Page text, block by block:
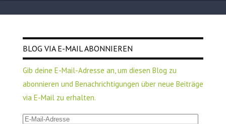
BLOG VIA E-MAIL ABONNIEREN
Gib deine E-Mail-Adresse an, um diesen Blog zu
abonnieren und Benachrichtigungen über neue Beiträge
via E-Mail zu erhalten.
E-